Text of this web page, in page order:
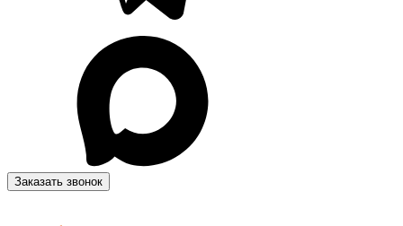
Заказать звонок